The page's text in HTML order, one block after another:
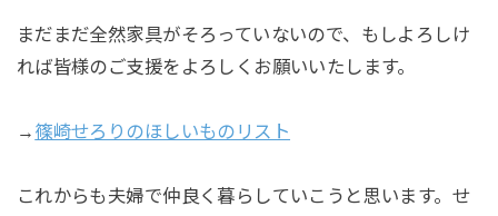
まだまだ全然家具がそろっていないので、もしよろしけ
れば皆様のご支援をよろしくお願いいたします。
→ 篠崎せろりのほしいものリスト
これからも夫婦で仲良く暮らしていこうと思います。せ